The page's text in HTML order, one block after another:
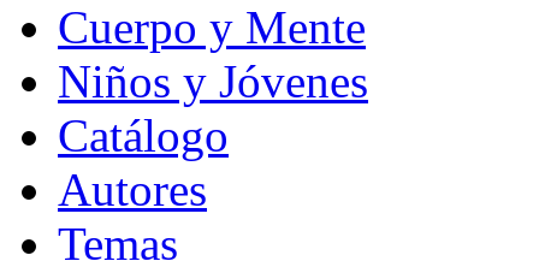
Cuerpo y Mente
Niños y Jóvenes
Catálogo
Autores
Temas